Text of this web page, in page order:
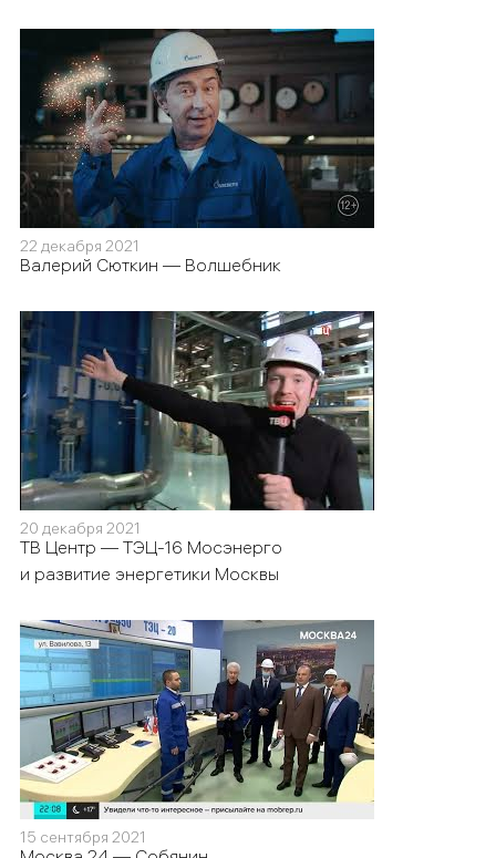
22 декабря 2021
Валерий Сюткин — Волшебник
20 декабря 2021
ТВ Центр — ТЭЦ-16 Мосэнерго
и развитие энергетики Москвы
15 сентября 2021